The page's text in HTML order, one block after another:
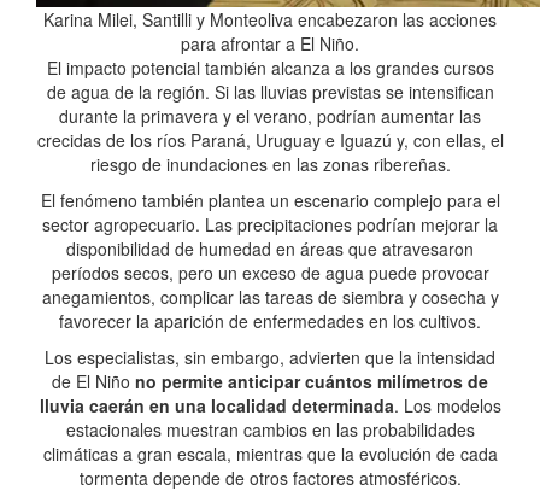
Karina Milei, Santilli y Monteoliva encabezaron las acciones
para afrontar a El Niño.
El impacto potencial también alcanza a los grandes cursos
de agua de la región. Si las lluvias previstas se intensifican
durante la primavera y el verano, podrían aumentar las
crecidas de los ríos Paraná, Uruguay e Iguazú y, con ellas, el
riesgo de inundaciones en las zonas ribereñas.
El fenómeno también plantea un escenario complejo para el
sector agropecuario. Las precipitaciones podrían mejorar la
disponibilidad de humedad en áreas que atravesaron
períodos secos, pero un exceso de agua puede provocar
anegamientos, complicar las tareas de siembra y cosecha y
favorecer la aparición de enfermedades en los cultivos.
Los especialistas, sin embargo, advierten que la intensidad
de El Niño no permite anticipar cuántos milímetros de
lluvia caerán en una localidad determinada. Los modelos
estacionales muestran cambios en las probabilidades
climáticas a gran escala, mientras que la evolución de cada
tormenta depende de otros factores atmosféricos.